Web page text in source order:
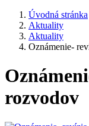
Úvodná stránka
Aktuality
Aktuality
Oznámenie-
rozvodov